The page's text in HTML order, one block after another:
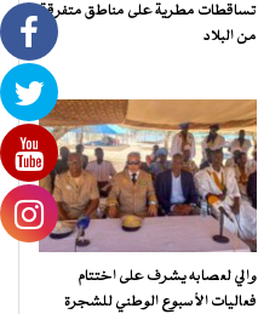
تساقطات مطرية على مناطق متفرقة
من البلاد
والي لعصابه يشرف على اختتام
فعاليات الأسبوع الوطني للشجرة